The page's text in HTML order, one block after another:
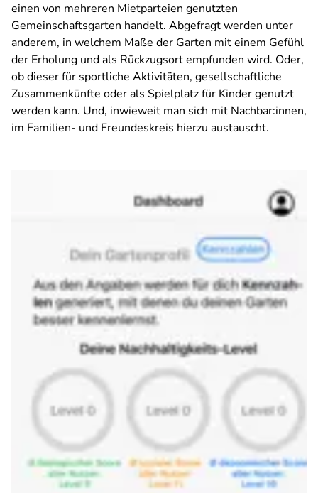
einen von mehreren Mietparteien genutzten
Gemeinschaftsgarten handelt. Abgefragt werden unter
anderem, in welchem Maße der Garten mit einem Gefühl
der Erholung und als Rückzugsort empfunden wird. Oder,
ob dieser für sportliche Aktivitäten, gesellschaftliche
Zusammenkünfte oder als Spielplatz für Kinder genutzt
werden kann. Und, inwieweit man sich mit Nachbar:innen,
im Familien- und Freundeskreis hierzu austauscht.